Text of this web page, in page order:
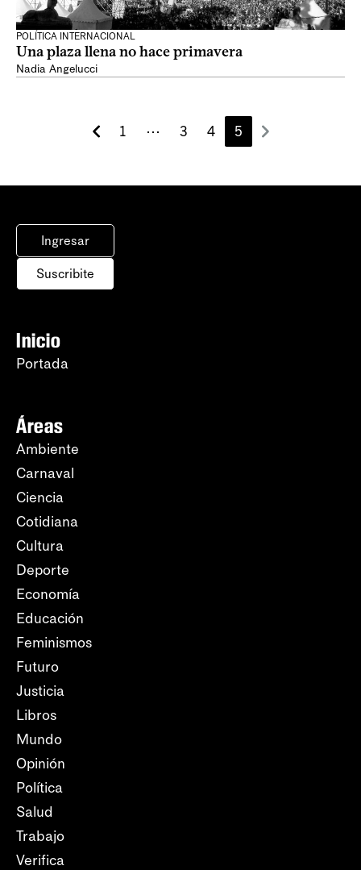
POLÍTICA INTERNACIONAL
Una plaza llena no hace primavera
Nadia Angelucci
1 ⋯ 3 4 5
Ingresar
Suscribite
Inicio
Portada
Áreas
Ambiente
Carnaval
Ciencia
Cotidiana
Cultura
Deporte
Economía
Educación
Feminismos
Futuro
Justicia
Libros
Mundo
Opinión
Política
Salud
Trabajo
Verifica